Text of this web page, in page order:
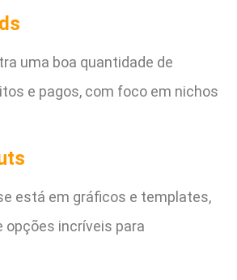
uma boa quantidade de
e pagos, com foco em nichos
está em gráficos e templates,
incríveis para